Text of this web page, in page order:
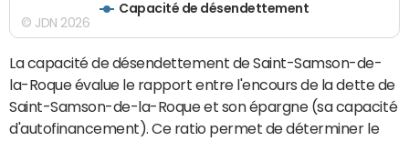
Capacité de désendettement
© JDN 2026
La capacité de désendettement de Saint-Samson-de-
la-Roque évalue le rapport entre l'encours de la dette de
Saint-Samson-de-la-Roque et son épargne (sa capacité
d'autofinancement). Ce ratio permet de déterminer le